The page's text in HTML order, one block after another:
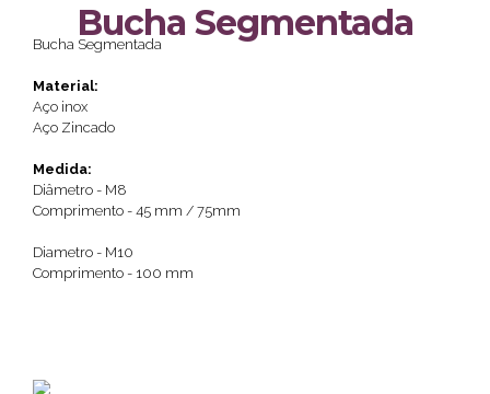
Bucha Segmentada
Bucha Segmentada
Material:
Aço inox
Aço Zincado
Medida:
Diâmetro - M8
Comprimento - 45 mm / 75mm
Diametro - M10
Comprimento - 100 mm